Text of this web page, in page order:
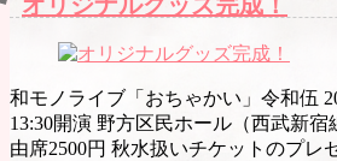
和モノライブ「おちゃかい」令和伍
13:30開演 野方区民ホール（西武新宿
由席2500円 秋水扱いチケットのプレ